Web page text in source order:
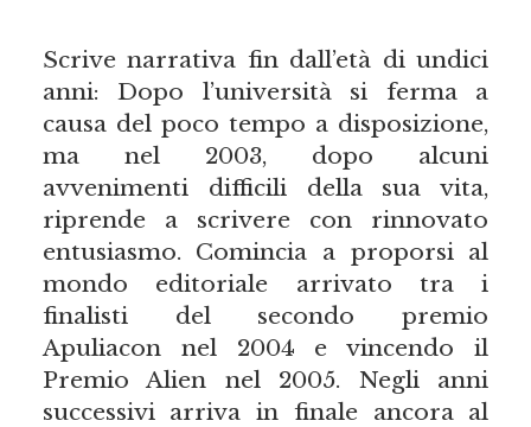
Scrive narrativa fin dall’età di undici
anni: Dopo l’università si ferma a
causa del poco tempo a disposizione,
ma nel 2003, dopo alcuni
avvenimenti difficili della sua vita,
riprende a scrivere con rinnovato
entusiasmo. Comincia a proporsi al
mondo editoriale arrivato tra i
finalisti del secondo premio
Apuliacon nel 2004 e vincendo il
Premio Alien nel 2005. Negli anni
successivi arriva in finale ancora al